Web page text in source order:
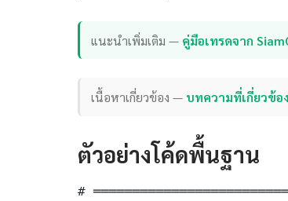
แนะนำเพิ่มเติม — คู่มือเทรดจาก
เนื้อหาเกี่ยวข้อง — บทความที่เกี่ยวข้อ
ตัวอย่างโค้ดพื้นฐาน
#